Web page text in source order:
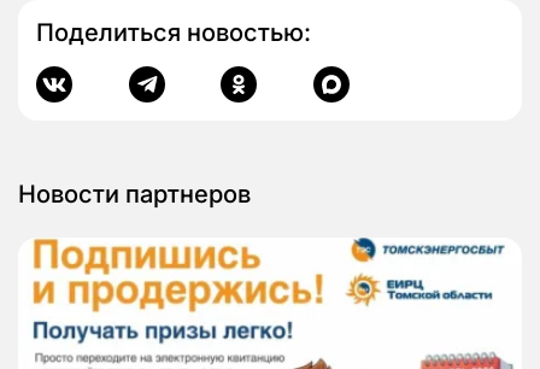
Поделиться новостью:
Новости партнеров